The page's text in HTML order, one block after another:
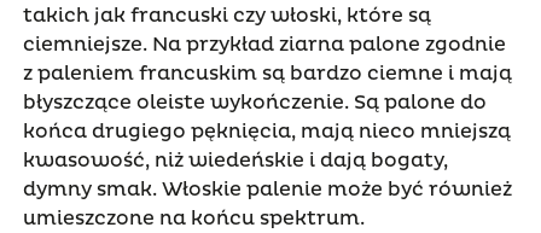
takich jak francuski czy włoski, które są
ciemniejsze. Na przykład ziarna palone zgodnie
z paleniem francuskim są bardzo ciemne i mają
błyszczące oleiste wykończenie. Są palone do
końca drugiego pęknięcia, mają nieco mniejszą
kwasowość, niż wiedeńskie i dają bogaty,
dymny smak. Włoskie palenie może być również
umieszczone na końcu spektrum.